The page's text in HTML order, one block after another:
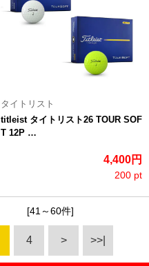
タイトリスト
titleist タイトリスト26 TOUR SOF
T 12P …
4,400円
200 pt
[41～60件]
4 > >>|